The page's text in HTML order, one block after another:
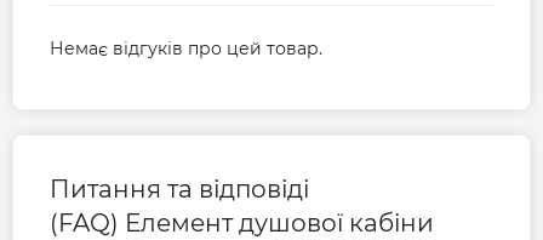
Немає відгуків про цей товар.
Питання та відповіді
(FAQ) Елемент душової кабіни